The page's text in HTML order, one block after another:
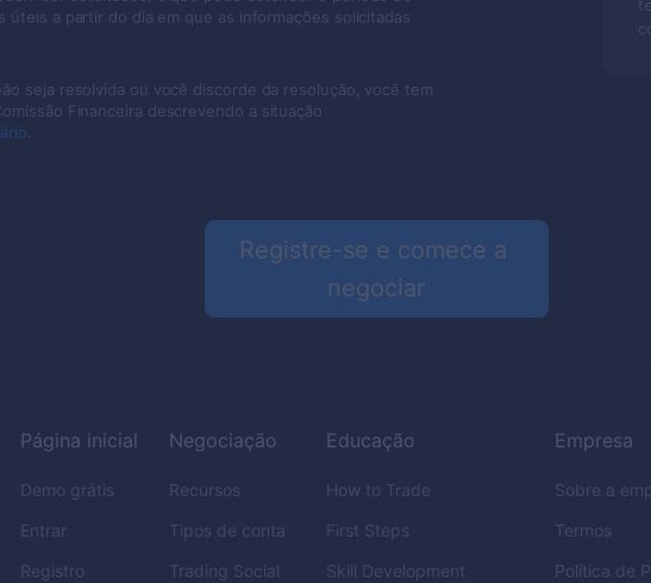
úteis a partir do dia em que as informações solicitadas
seja resolvida ou você discorde da resolução, você tem
Financeira descrevendo a situação
Registre-se e comece a
negociar
Página inicial
Demo grátis
Entrar
Registro
Negociação
Recursos
Tipos de conta
Trading Social
Educação
How to Trade
First Steps
Skill Development
Empresa
Sobre a
Termos
Política de